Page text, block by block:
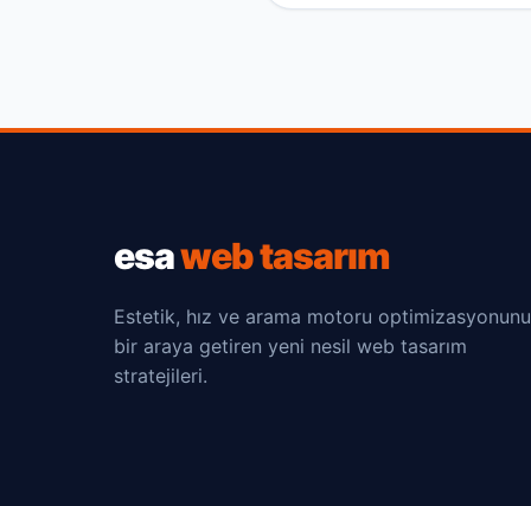
esaweb tasarım
Estetik, hız ve arama motoru optimizasyonunu
bir araya getiren yeni nesil web tasarım
stratejileri.